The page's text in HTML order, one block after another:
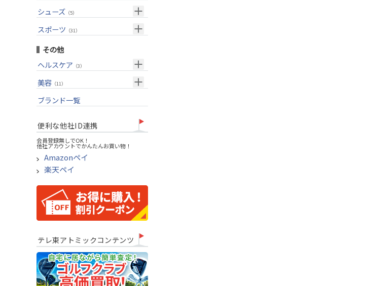
グリップ（20）
パター(女性用)
チッパー(女性用)（2）
USモデル（1）
ユーティリティー
アイアンセット
アイアン単品
ウェッジ
パター
ゴルフバッグ
ゴルフシューズ
ウェア
その他
メンズ（10）
スーツケース
シューズ （5）
アクセサリー
スポーツ （31）
トレーニング
アウトドア
その他
ヘルスケア （3）
サポーター
美容 （11）
UVケア（11）
ブランド一覧
便利な他社ID連携
会員登録無しでOK！
他社アカウントでかんたんお買い物！
Amazonペイ
楽天ペイ
テレ東アトミックコンテンツ